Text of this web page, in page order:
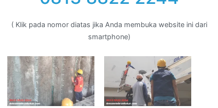
( Klik pada nomor diatas jika Anda membuka website ini dari
smartphone)